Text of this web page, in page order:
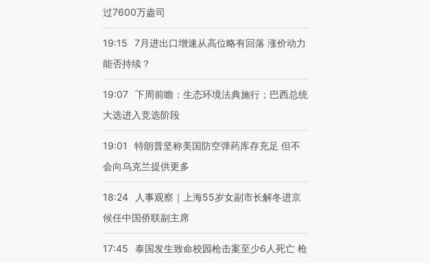
过7600万盎司
19:15
7月进出口增速从高位略有回落 涨价动力
能否持续？
19:07 下周前瞻：生态环境法典施行；巴西总统
大选进入竞选阶段
19:01
特朗普坚称美国防空弹药库存充足 但不
会向乌克兰提供更多
18:24
人事观察｜上海55岁女副市长解冬进京
候任中国侨联副主席
17:45 泰国发生致命校园枪击案至少6人死亡 枪